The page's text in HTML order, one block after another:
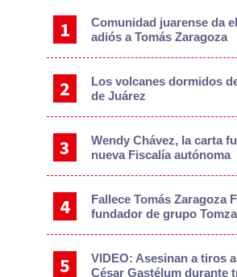
Comunidad juarense da
adiós a Tomás Zaragoza
Los volcanes dormidos
de Juárez
Wendy Chávez, la carta
nueva Fiscalía autónoma
Fallece Tomás Zaragoza
fundador de grupo Tomza
VIDEO: Asesinan a tiros
César Gastélum durante